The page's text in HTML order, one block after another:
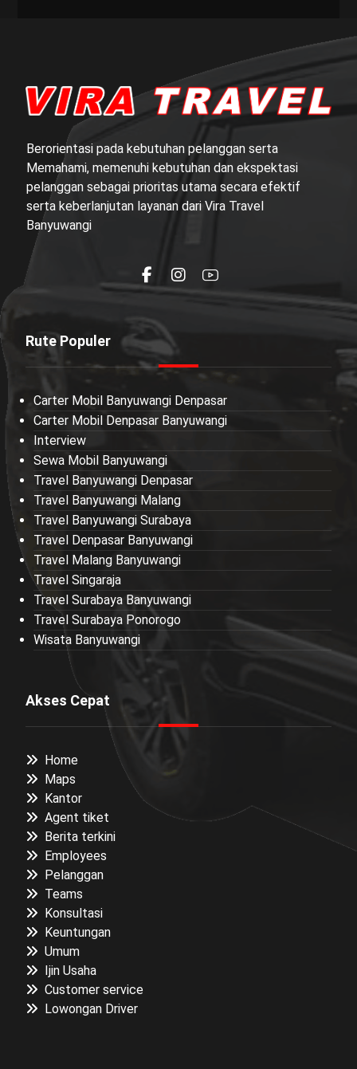
Berorientasi pada kebutuhan pelanggan serta
Memahami, memenuhi kebutuhan dan ekspektasi
pelanggan sebagai prioritas utama secara efektif
serta keberlanjutan layanan dari Vira Travel
Banyuwangi
Rute Populer
Carter Mobil Banyuwangi Denpasar
Carter Mobil Denpasar Banyuwangi
Interview
Sewa Mobil Banyuwangi
Travel Banyuwangi Denpasar
Travel Banyuwangi Malang
Travel Banyuwangi Surabaya
Travel Denpasar Banyuwangi
Travel Malang Banyuwangi
Travel Singaraja
Travel Surabaya Banyuwangi
Travel Surabaya Ponorogo
Wisata Banyuwangi
Akses Cepat
Home
Maps
Kantor
Agent tiket
Berita terkini
Employees
Pelanggan
Teams
Konsultasi
Keuntungan
Umum
Ijin Usaha
Customer service
Lowongan Driver